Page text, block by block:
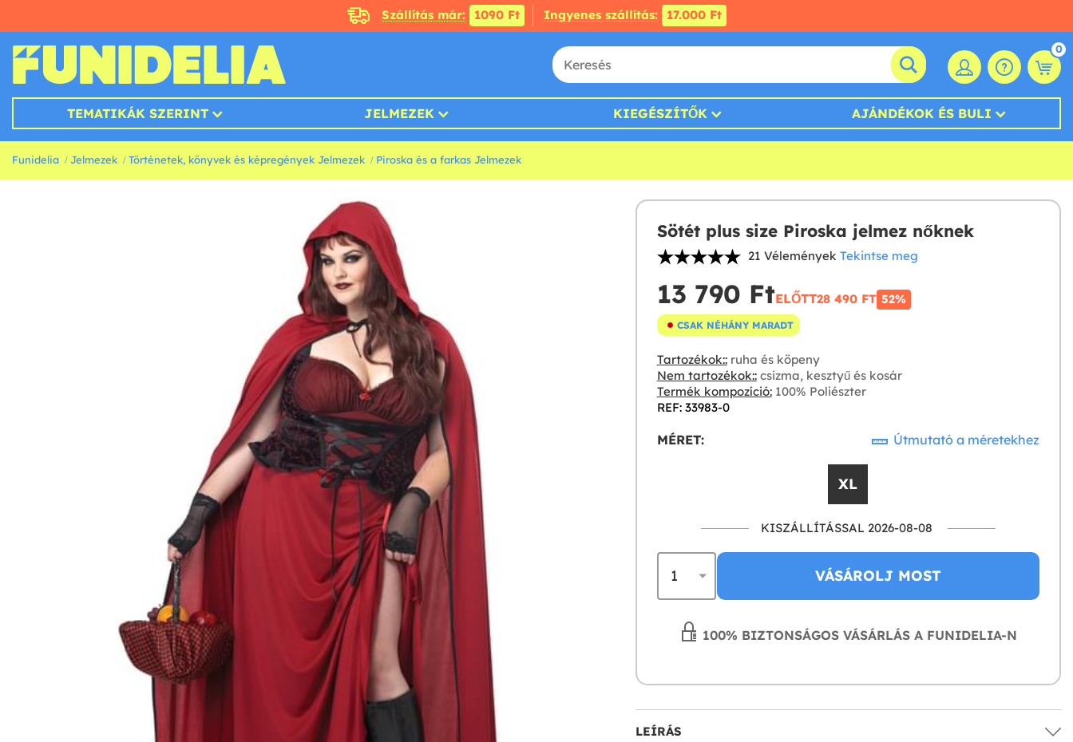
Szállítás már: 1090 Ft Ingyenes szállítás: 17.000 Ft
0
TEMATIKÁK SZERINT JELMEZEK KIEGÉSZÍTŐK AJÁNDÉKOK ÉS BULI
Funidelia Jelmezek Történetek, könyvek és képregények Jelmezek Piroska és a farkas Jelmezek
Sötét plus size Piroska jelmez nőknek
21 Vélemények Tekintse meg
13 790 Ft‎ELŐTT28 490 FT‎ 52%
CSAK NÉHÁNY MARADT
Tartozékok::ruha és köpeny
Nem tartozékok::csizma, kesztyű és kosár
Termék kompozíció:100% Poliészter
REF: 33983-0
MÉRET: Útmutató a méretekhez
XL
KISZÁLLÍTÁSSAL 2026-08-08
VÁSÁROLJ MOST
100% BIZTONSÁGOS VÁSÁRLÁS A FUNIDELIA-N
LEÍRÁS